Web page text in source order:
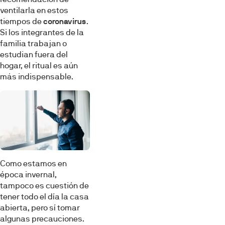
ventilarla en estos
tiempos decoronavirus.
Si los integrantes de la
familia trabajan o
estudian fuera del
hogar, el ritual es aún
más indispensable.
Como estamos en
época invernal,
tampoco es cuestión de
tener todo el día la casa
abierta, pero sí tomar
algunas precauciones.